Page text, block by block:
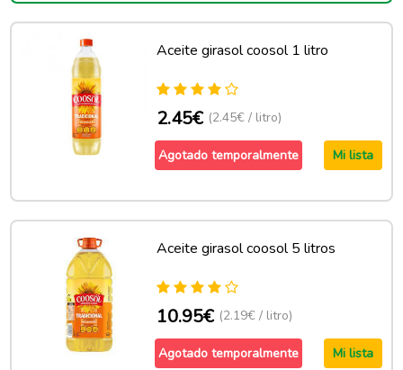
Aceite girasol coosol 1 litro
2.45€ (2.45€ / litro)
Agotado temporalmente Mi lista
Aceite girasol coosol 5 litros
10.95€ (2.19€ / litro)
Agotado temporalmente Mi lista